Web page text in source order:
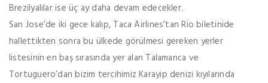
Brezilyalılar ise üç ay daha devam edecekler.
San Jose’de iki gece kalıp, Taca Airlines’tan Rio biletinide
hallettikten sonra bu ülkede görülmesi gereken yerler
listesinin en baş sırasında yer alan Talamanca ve
Tortuguero’dan bizim tercihimiz Karayip denizi kıyılarında